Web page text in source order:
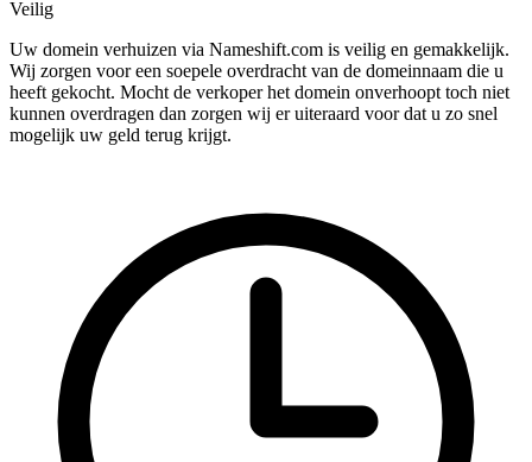
Veilig
Uw domein verhuizen via Nameshift.com is veilig en gemakkelijk.
Wij zorgen voor een soepele overdracht van de domeinnaam die u
heeft gekocht. Mocht de verkoper het domein onverhoopt toch niet
kunnen overdragen dan zorgen wij er uiteraard voor dat u zo snel
mogelijk uw geld terug krijgt.